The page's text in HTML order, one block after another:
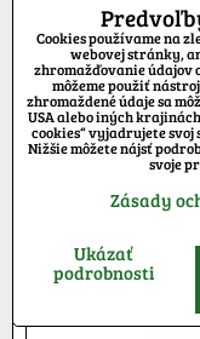
Tričko
Tričko s logom
Cookies používame na
webovej stránky,
zhromažďovanie údajov
môžeme použiť
zhromaždené údaje sa
USA alebo iných
cookies“ vyjadrujete
Nižšie môžete nájsť
svoje
Zásady
Ukázať
podrobnosti